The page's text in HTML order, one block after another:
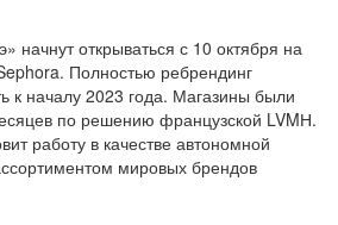
начнут открываться с 10 октября на
Полностью ребрендинг
к началу 2023 года. Магазины были
по решению французской LVMН.
работу в качестве автономной
мировых брендов